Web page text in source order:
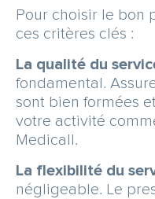
Pour choisir le bon
ces critères clés :
La qualité du
fondamental.
sont bien formées
votre activité
Medicall.
La flexibilité du
négligeable. Le